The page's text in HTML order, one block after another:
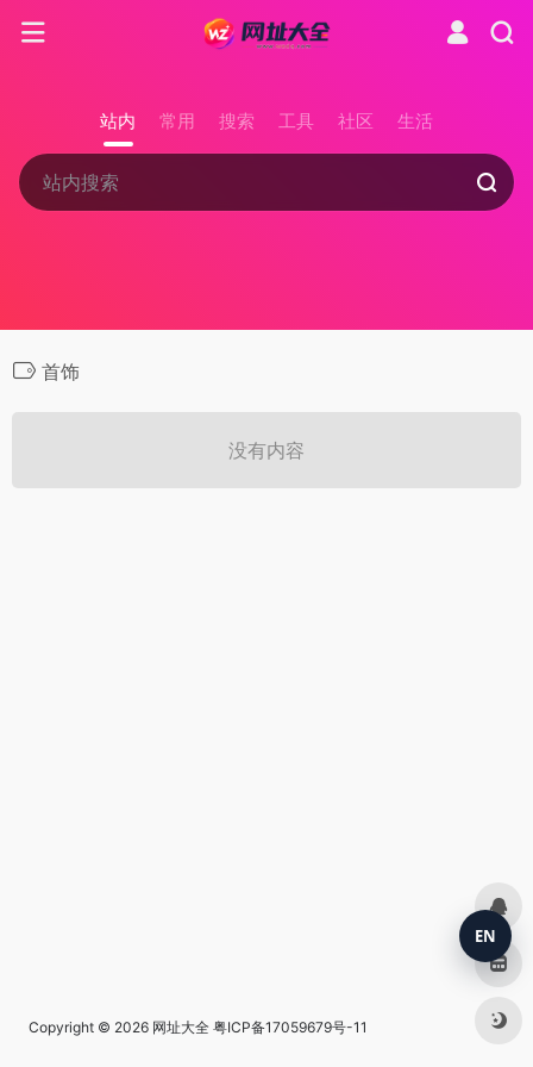
站内 常用 搜索 工具 社区 生活
首饰
没有内容
Copyright © 2026 网址大全 粤ICP备17059679号-11
EN